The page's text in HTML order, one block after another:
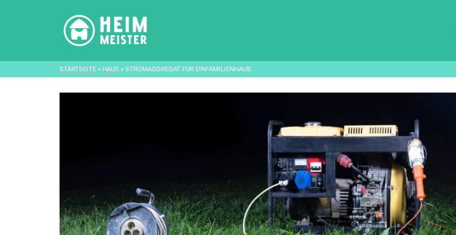
STARTSEITE » HAUS » STROMAGGREGAT FÜR EINFAMILIENHAUS